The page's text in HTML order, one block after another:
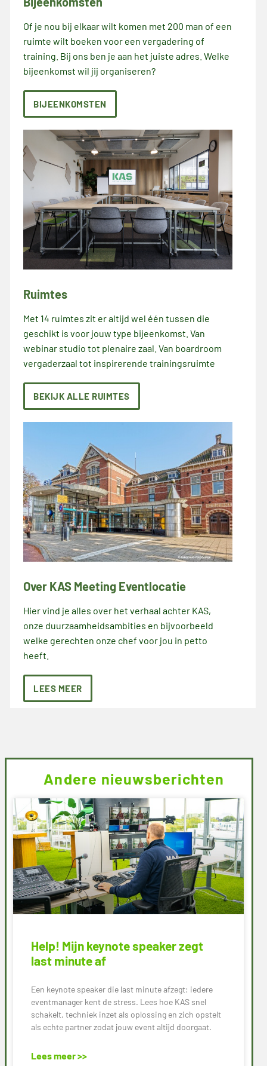
Of je nou bij elkaar wilt komen met 200 man of een
ruimte wilt boeken voor een vergadering of
training. Bij ons ben je aan het juiste adres. Welke
bijeenkomst wil jij organiseren?
BIJEENKOMSTEN
Ruimtes
Met 14 ruimtes zit er altijd wel één tussen die
geschikt is voor jouw type bijeenkomst. Van
webinar studio tot plenaire zaal. Van boardroom
vergaderzaal tot inspirerende trainingsruimte
BEKIJK ALLE RUIMTES
Over KAS Meeting Eventlocatie
Hier vind je alles over het verhaal achter KAS,
onze duurzaamheidsambities en bijvoorbeeld
welke gerechten onze chef voor jou in petto
heeft.
LEES MEER
Andere nieuwsberichten
Help! Mijn keynote speaker zegt
last minute af
Een keynote speaker die last minute afzegt: iedere
eventmanager kent de stress. Lees hoe KAS snel
schakelt, techniek inzet als oplossing en zich opstelt
als echte partner zodat jouw event altijd doorgaat.
Lees meer >>